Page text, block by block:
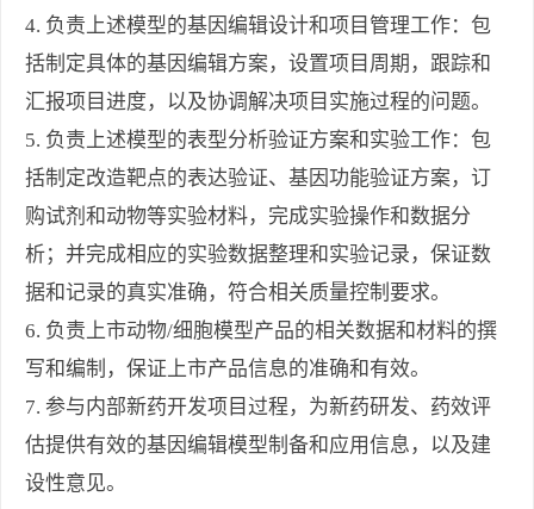
4. 负责上述模型的基因编辑设计和项目管理工作：包
括制定具体的基因编辑方案，设置项目周期，跟踪和
汇报项目进度，以及协调解决项目实施过程的问题。
5. 负责上述模型的表型分析验证方案和实验工作：包
括制定改造靶点的表达验证、基因功能验证方案，订
购试剂和动物等实验材料，完成实验操作和数据分
析；并完成相应的实验数据整理和实验记录，保证数
据和记录的真实准确，符合相关质量控制要求。
6. 负责上市动物/细胞模型产品的相关数据和材料的撰
写和编制，保证上市产品信息的准确和有效。
7. 参与内部新药开发项目过程，为新药研发、药效评
估提供有效的基因编辑模型制备和应用信息，以及建
设性意见。